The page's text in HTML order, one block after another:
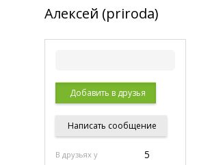
Алексей (priroda)
Добавить в друзья
Написать сообщение
В друзьях у 5